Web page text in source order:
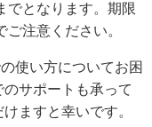
でとなります。期限
注意ください。
使い方についてお困
サポートも承って
ますと幸いです。